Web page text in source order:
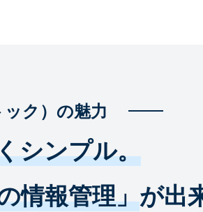
ク）の魅力
シンプル。
情報管理」が出